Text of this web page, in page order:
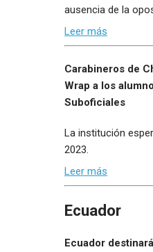
ausencia de la
Leer más
Carabineros de
Wrap a los
Suboficiales
La institución
2023.
Leer más
Ecuador
Ecuador